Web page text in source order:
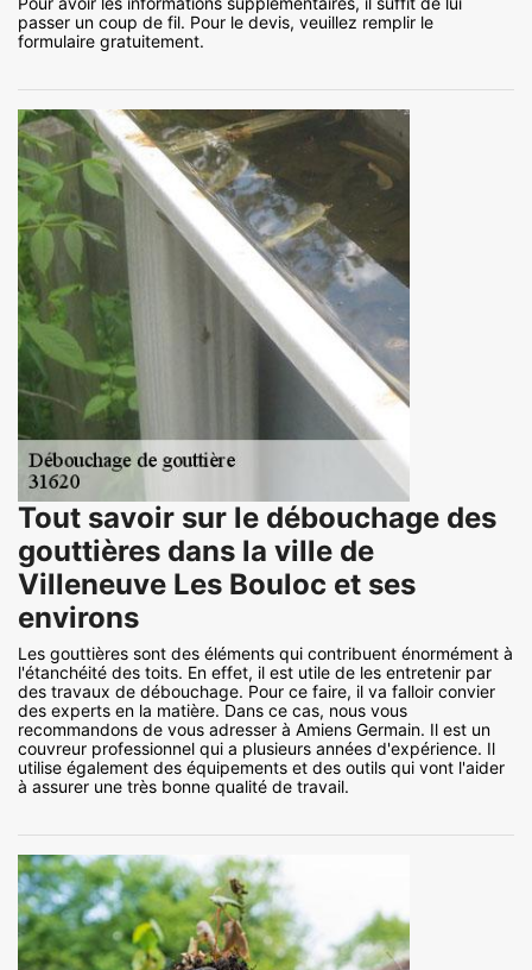
passer un coup de fil. Pour le devis, veuillez remplir le
formulaire gratuitement.
Tout savoir sur le débouchage des
gouttières dans la ville de
Villeneuve Les Bouloc et ses
environs
Les gouttières sont des éléments qui contribuent énormément à
l'étanchéité des toits. En effet, il est utile de les entretenir par
des travaux de débouchage. Pour ce faire, il va falloir convier
des experts en la matière. Dans ce cas, nous vous
recommandons de vous adresser à Amiens Germain. Il est un
couvreur professionnel qui a plusieurs années d'expérience. Il
utilise également des équipements et des outils qui vont l'aider
à assurer une très bonne qualité de travail.